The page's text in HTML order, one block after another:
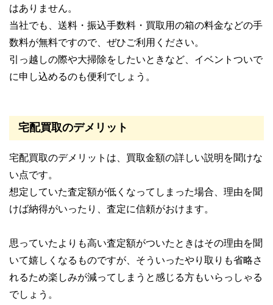
はありません。
当社でも、送料・振込手数料・買取用の箱の料金などの手
数料が無料ですので、ぜひご利用ください。
引っ越しの際や大掃除をしたいときなど、イベントついで
に申し込めるのも便利でしょう。
宅配買取のデメリット
宅配買取のデメリットは、買取金額の詳しい説明を聞けな
い点です。
想定していた査定額が低くなってしまった場合、理由を聞
けば納得がいったり、査定に信頼がおけます。
思っていたよりも高い査定額がついたときはその理由を聞
いて嬉しくなるものですが、そういったやり取りも省略さ
れるため楽しみが減ってしまうと感じる方もいらっしゃる
でしょう。